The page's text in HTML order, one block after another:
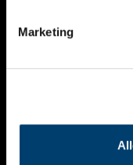
Marketing
NIEUWSBRIEF
DISCLAIMER
TOEGANKELIJKHEID